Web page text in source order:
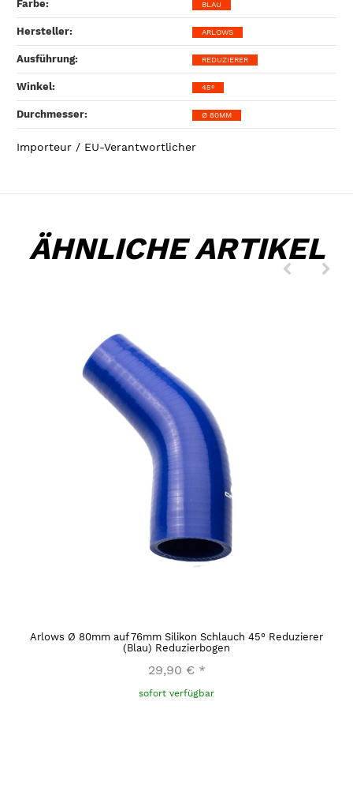
Farbe‍: BLAU
Hersteller‍: ARLOWS
Ausführung‍: REDUZIERER
Winkel‍: 45°
Durchmesser‍: Ø 80MM
Importeur / EU-Verantwortlicher
ÄHNLICHE ARTIKEL
Arlows Ø 80mm auf 76mm Silikon Schlauch 45° Reduzierer
(Blau) Reduzierbogen
29,90 € *
sofort verfügbar